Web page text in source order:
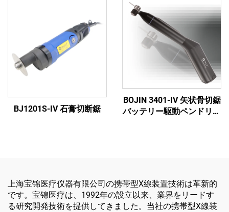
BJ1201S-IV 石膏切断鋸
BOJIN 3401-IV 矢状骨切鋸
バッテリー駆動ペンドリル
上海宝锦医疗仪器有限公司の携帯型X線装置技術は革新的
です。宝锦医疗は、1992年の設立以来、業界をリードす
る研究開発技術を提供してきました。当社の携帯型X線装